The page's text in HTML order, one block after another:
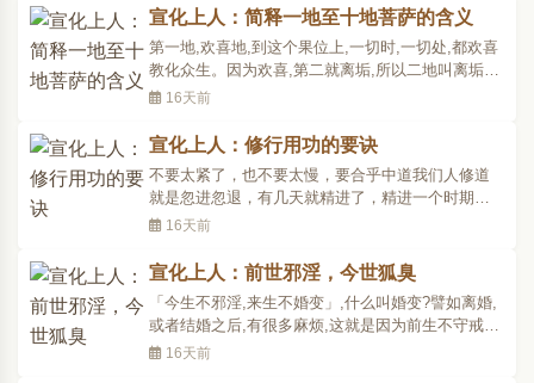
佛入涅槃之后，把佛像毁坏了，或者把一个耳朵，
或者把一个手指头弄掉了，这都是等于出佛身血。
或是纸像，你把它烧..
宣化上人：简释一地至十地菩萨的含义
第一地,欢喜地,到这个果位上,一切时,一切处,都欢喜
教化众生。因为欢喜,第二就离垢,所以二地叫离垢
地。第一欢喜地,还没有离垢,就是没有得到清净,到二
后,就发光,有一种光明,所以三地叫发光地。四地焰慧
地,就是光明智慧比发光地又胜一步,又进一步。第五
叫..
16天前
宣化上人：修行用功的要诀
不要太紧了，也不要太慢，要合乎中道我们人修道
就是忽进忽退，有几天就精进了，精进一个时期又
懒惰下来，又不精进。那么在精进这个期间，觉得
时期，就想要精进了。也就和我们人走路一样，我
们人走路，一开始的时候走得很快，经过一段路程
的时候，觉得疲倦..
16天前
宣化上人：前世邪淫，今世狐臭
「今生不邪淫,来生不婚变」,什么叫婚变?譬如离婚,
或者结婚之后,有很多麻烦,这就是因为前生不守戒律,
有邪淫的行为。有邪淫的行为,今生身体上还有一股
16天前